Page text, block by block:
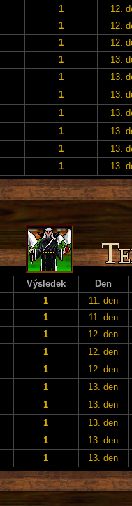
1
12.
1
12.
1
12.
1
13.
1
13.
1
13.
1
13.
1
13.
1
13.
1 13.
Výsledek
Den
1
11. den
1
11. den
1
12. den
1
12. den
1
12. den
1
13. den
1
13. den
1
13. den
1
13. den
1 13. den